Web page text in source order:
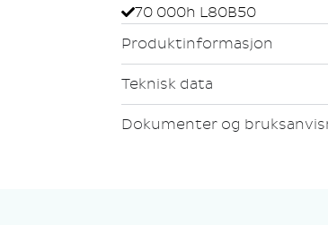
70 000h L80B50
Produktinformasjon
Teknisk data
Dokumenter og